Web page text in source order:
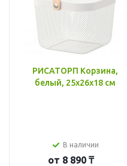
РИСАТОРП Корзина,
белый, 25x26x18 см
В наличии
от 8 890 ₸